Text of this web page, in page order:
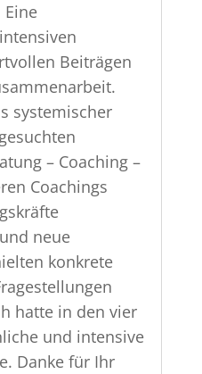
Beiträgen
systemischer
– Coaching –
Coachings
neue
konkrete
hatte in den vier
und intensive
Danke für Ihr